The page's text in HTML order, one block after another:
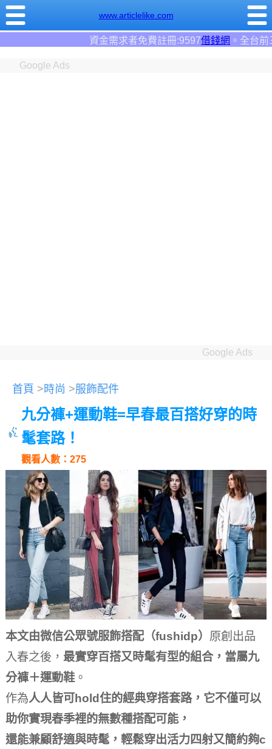
www.articlelike.com
借錢網。全台前三大借錢網站！
Google Ads
Google Ads
首頁 >時尚 >服飾配件
九分褲+運動鞋=早春最百搭好穿的時
髦套路！
觀看人數：275
本文由微信公眾號服飾搭配（fushidp） 原創出品
入春之後， 最實穿百搭又時髦有型的組合，當屬九
分褲＋運動鞋 。
作為人人皆可hold住的經典穿搭套路，它不僅可以
助你實現春季裡的無數種搭配可能，
還能兼顧舒適與時髦，輕鬆穿出活力四射又簡約夠c